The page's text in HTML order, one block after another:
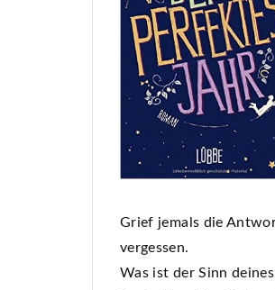
Grief jemals die
vergessen.
Was ist der Sinn